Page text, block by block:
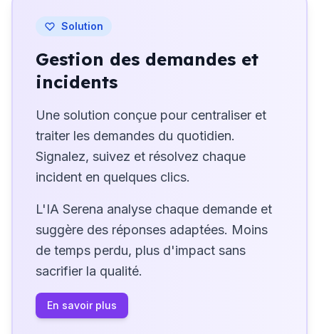
Solution
Gestion des demandes et
incidents
Une solution conçue pour centraliser et
traiter les demandes du quotidien.
Signalez, suivez et résolvez chaque
incident en quelques clics.
L'IA Serena analyse chaque demande et
suggère des réponses adaptées. Moins
de temps perdu, plus d'impact sans
sacrifier la qualité.
En savoir plus